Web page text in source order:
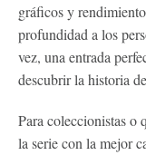
gráficos y
profundidad a los
vez, una entrada
descubrir la historia
Para coleccionistas o
la serie con la mejor